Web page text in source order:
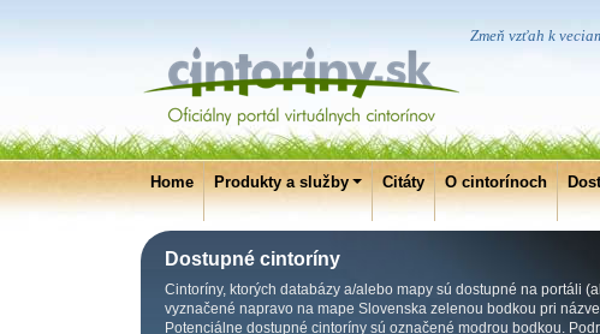
Zmeň vzťah k
Home Produkty a služby Citáty O cintorínoch
Dostupné cintoríny
Cintoríny, ktorých databázy a/alebo mapy sú dostupné na portáli
vyznačené napravo na mape Slovenska zelenou bodkou pri
Potenciálne dostupné cintoríny sú označené modrou bodkou.